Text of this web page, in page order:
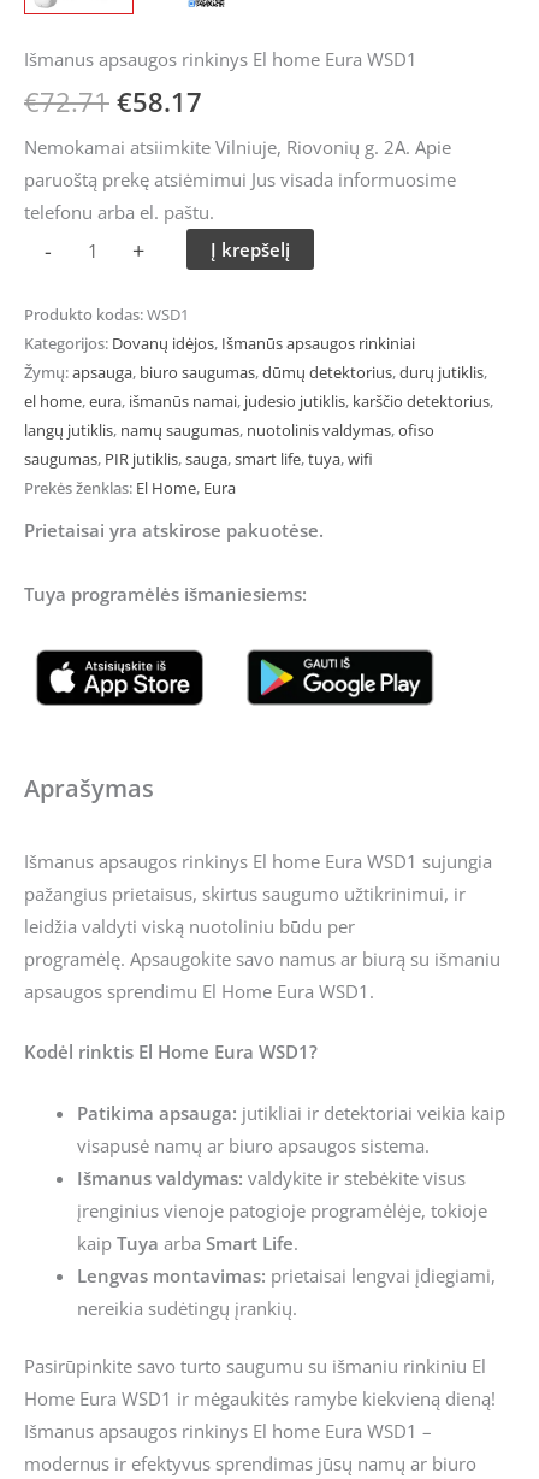
Išmanus apsaugos rinkinys El home Eura WSD1
€72.71 €58.17
Nemokamai atsiimkite Vilniuje, Riovonių g. 2A. Apie
paruoštą prekę atsiėmimui Jus visada informuosime
telefonu arba el. paštu.
- + Į krepšelį
Produkto kodas:WSD1
Kategorijos: Dovanų idėjos, Išmanūs apsaugos rinkiniai
Žymų:apsauga, biuro saugumas,dūmų detektorius,durų jutiklis,
el home,eura, išmanūs namai, judesio jutiklis, karščio detektorius,
langų jutiklis, namų saugumas, nuotolinis valdymas,ofiso
saugumas, PIR jutiklis,sauga,smart life,tuya,wifi
Prekės ženklas: El Home, Eura
Prietaisai yra atskirose pakuotėse.
Tuya programėlės išmaniesiems:
Aprašymas
Išmanus apsaugos rinkinys El home Eura WSD1 sujungia
pažangius prietaisus, skirtus saugumo užtikrinimui, ir
leidžia valdyti viską nuotoliniu būdu per
programėlę. Apsaugokite savo namus ar biurą su išmaniu
apsaugos sprendimu El Home Eura WSD1.
Kodėl rinktis El Home Eura WSD1?
Patikima apsauga: jutikliai ir detektoriai veikia kaip
visapusė namų ar biuro apsaugos sistema.
Išmanus valdymas: valdykite ir stebėkite visus
įrenginius vienoje patogioje programėlėje, tokioje
kaip Tuya arba Smart Life.
Lengvas montavimas: prietaisai lengvai įdiegiami,
nereikia sudėtingų įrankių.
Pasirūpinkite savo turto saugumu su išmaniu rinkiniu El
Home Eura WSD1 ir mėgaukitės ramybe kiekvieną dieną!
Išmanus apsaugos rinkinys El home Eura WSD1 –
modernus ir efektyvus sprendimas jūsų namų ar biuro